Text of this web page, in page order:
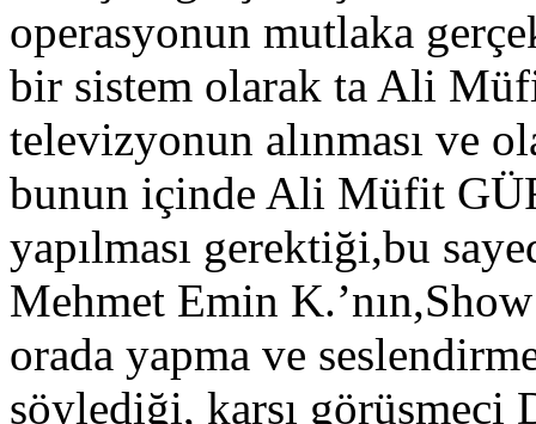
operasyonun mutlaka
bir sistem olarak ta Ali
televizyonun alınması ve
bunun içinde Ali Müfit
yapılması gerektiği,bu
Mehmet Emin
orada yapma ve
söylediği, karşı görüşmeci